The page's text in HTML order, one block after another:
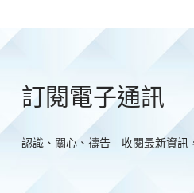
訂閱電子通訊
認識、關心、禱告 – 收閱最新資訊